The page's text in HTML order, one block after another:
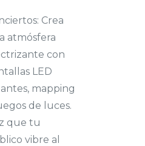
Crea
atmósfera
con
LED
mapping
de luces.
que tu
vibre al